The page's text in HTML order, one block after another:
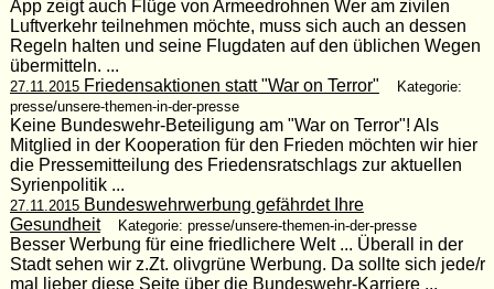
App zeigt auch Flüge von Armeedrohnen Wer am zivilen
Luftverkehr teilnehmen möchte, muss sich auch an dessen
Regeln halten und seine Flugdaten auf den üblichen Wegen
übermitteln. ...
27.11.2015Friedensaktionen statt "War on Terror"
Kategorie:
presse/unsere-themen-in-der-presse
Keine Bundeswehr-Beteiligung am "War on Terror"! Als
Mitglied in der Kooperation für den Frieden möchten wir hier
die Pressemitteilung des Friedensratschlags zur aktuellen
Syrienpolitik ...
27.11.2015Bundeswehrwerbung gefährdet Ihre
Gesundheit
Kategorie: presse/unsere-themen-in-der-presse
Besser Werbung für eine friedlichere Welt ... Überall in der
Stadt sehen wir z.Zt. olivgrüne Werbung. Da sollte sich jede/r
mal lieber diese Seite über die Bundeswehr-Karriere ...